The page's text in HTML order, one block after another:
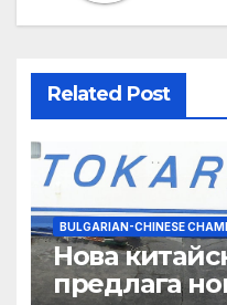
Related Post
BULGARIAN-CHINESE
Нова
предлага